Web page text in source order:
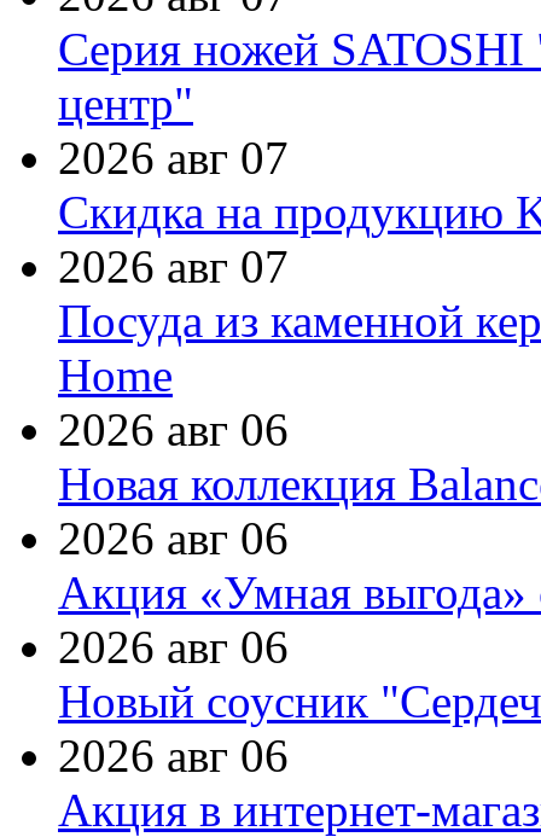
Серия ножей
центр"
2026 авг 07
Скидка на продукцию
2026 авг 07
Посуда из каменной
Home
2026 авг 06
Новая коллекция
2026 авг 06
Акция «Умная выгода»
2026 авг 06
Новый соусник
2026 авг 06
Акция в интернет-